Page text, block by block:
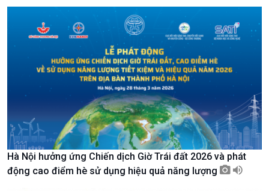
Tin Đời sống & Xã hội
360 độ Sức khỏe
Chuyển đổi Xanh
Tài nguyên và Môi trường
Khoa học & Công nghệ
Tin Khoa học & Công nghệ
Kết nối công nghệ
Sống chung với biến đổi
khí hậu
Hà Nội hưởng ứng Chiến dịch Giờ Trái đất 2026 và phát
động cao điểm hè sử dụng hiệu quả năng lượng